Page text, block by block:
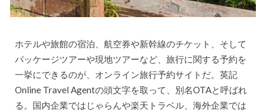
ホテルや旅館の宿泊、航空券や新幹線のチケット、そして
パッケージツアーや現地ツアーなど、旅行に関する予約を
一挙にできるのが、オンライン旅行予約サイトだ。英記
Online Travel Agentの頭文字を取って、別名OTAと呼ばれ
る。国内企業ではじゃらんや楽天トラベル、海外企業では